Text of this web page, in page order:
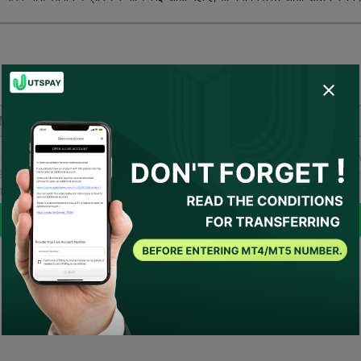
हो गए हैं उपयोग की शर्तें
मैं सहमति देता/देती हूँ कि
बने या मेरी ओर से ब्रोकर से संपर्क करे। यदि कोई आवश्यक शर्तें हों, तो UTSPAY को
माना जाएगा।